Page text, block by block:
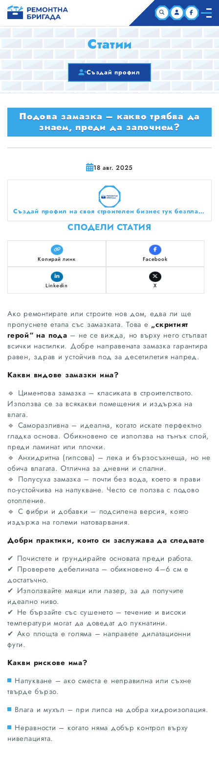
НАЧАЛО
КОМПАНИИ
ЗА НАС
Статии
Създай профил
Подова замазка – какво трябва да
знаем, преди да започнем?
18 авг. 2025
Създай профил на своя строителен бизнес тук безплатно!
СПОДЕЛИ СТАТИЯ
Копирай линк Facebook
Linkedin X
Ако ремонтирате или строите нов дом, едва ли ще
пропуснете етапа със замазката. Това е „скритият
герой“ на пода – не се вижда, но върху него стъпват
всички настилки. Добре направената замазка гарантира
равен, здрав и устойчив под за десетилетия напред.
Какви видове замазки има?
🔹 Циментова замазка – класиката в строителството.
Използва се за всякакви помещения и издържа на
влага.
🔹 Саморазливна – идеална, когато искате перфектно
гладка основа. Обикновено се използва на тънък слой,
преди ламинат или плочки.
🔹 Анхидритна (гипсова) – лека и бързосъхнеща, но не
обича влагата. Отлична за дневни и спални.
🔹 Полусуха замазка – почти без вода, което я прави
по-устойчива на напукване. Често се ползва с подово
отопление.
🔹 С фибри и добавки – подсилена версия, която
издържа на големи натоварвания.
Добри практики, които си заслужава да следвате
✔ Почистете и грундирайте основата преди работа.
✔ Проверете дебелината – обикновено 4–6 см е
достатъчно.
✔ Използвайте маяци или лазер, за да получите
идеално ниво.
✔ Не бързайте със сушенето – течение и високи
температури могат да доведат до пукнатини.
✔ Ако площта е голяма – направете дилатационни
фуги.
Какви рискове има?
Напукване – ако сместа е неправилна или съхне
твърде бързо.
Влага и мухъл – при липса на добра хидроизолация.
Неравности – когато няма добър контрол върху
нивелацията.